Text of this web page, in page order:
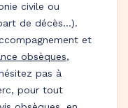
civile ou
de décès…).
et
obsèques,
pas à
pour tout